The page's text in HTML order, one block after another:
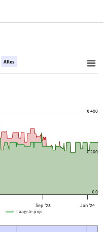
Sep '23 Jan '24
€ 0
€ 200
€ 400
Alles
Laagste prijs